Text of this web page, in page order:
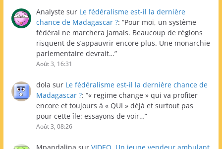
Analyste sur Le fédéralisme est-il la dernière
chance de Madagascar ?: “Pour moi, un système
fédéral ne marchera jamais. Beaucoup de régions
risquent de s’appauvrir encore plus. Une monarchie
parlementaire devrait…”
Août 3, 16:31
dola sur Le fédéralisme est-il la dernière chance de
Madagascar ?: “« regime change » qui va profiter
encore et toujours à « QUI » déjà et surtout pas
pour cette île: essayons de voir…”
Août 3, 08:26